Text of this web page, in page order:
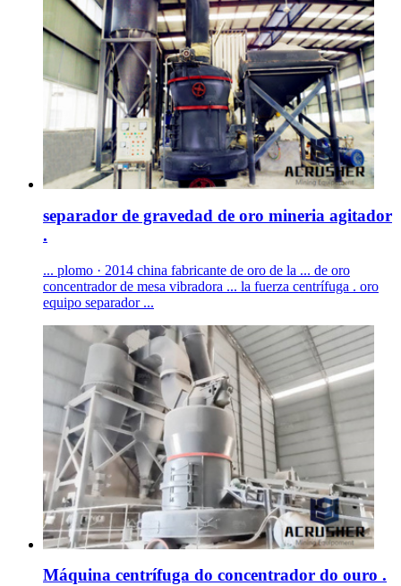
separador de gravedad de oro mineria agitador
.
... plomo · 2014 china fabricante de oro de la ... de oro
concentrador de mesa vibradora ... la fuerza centrífuga . oro
equipo separador ...
Máquina centrífuga do concentrador do ouro .